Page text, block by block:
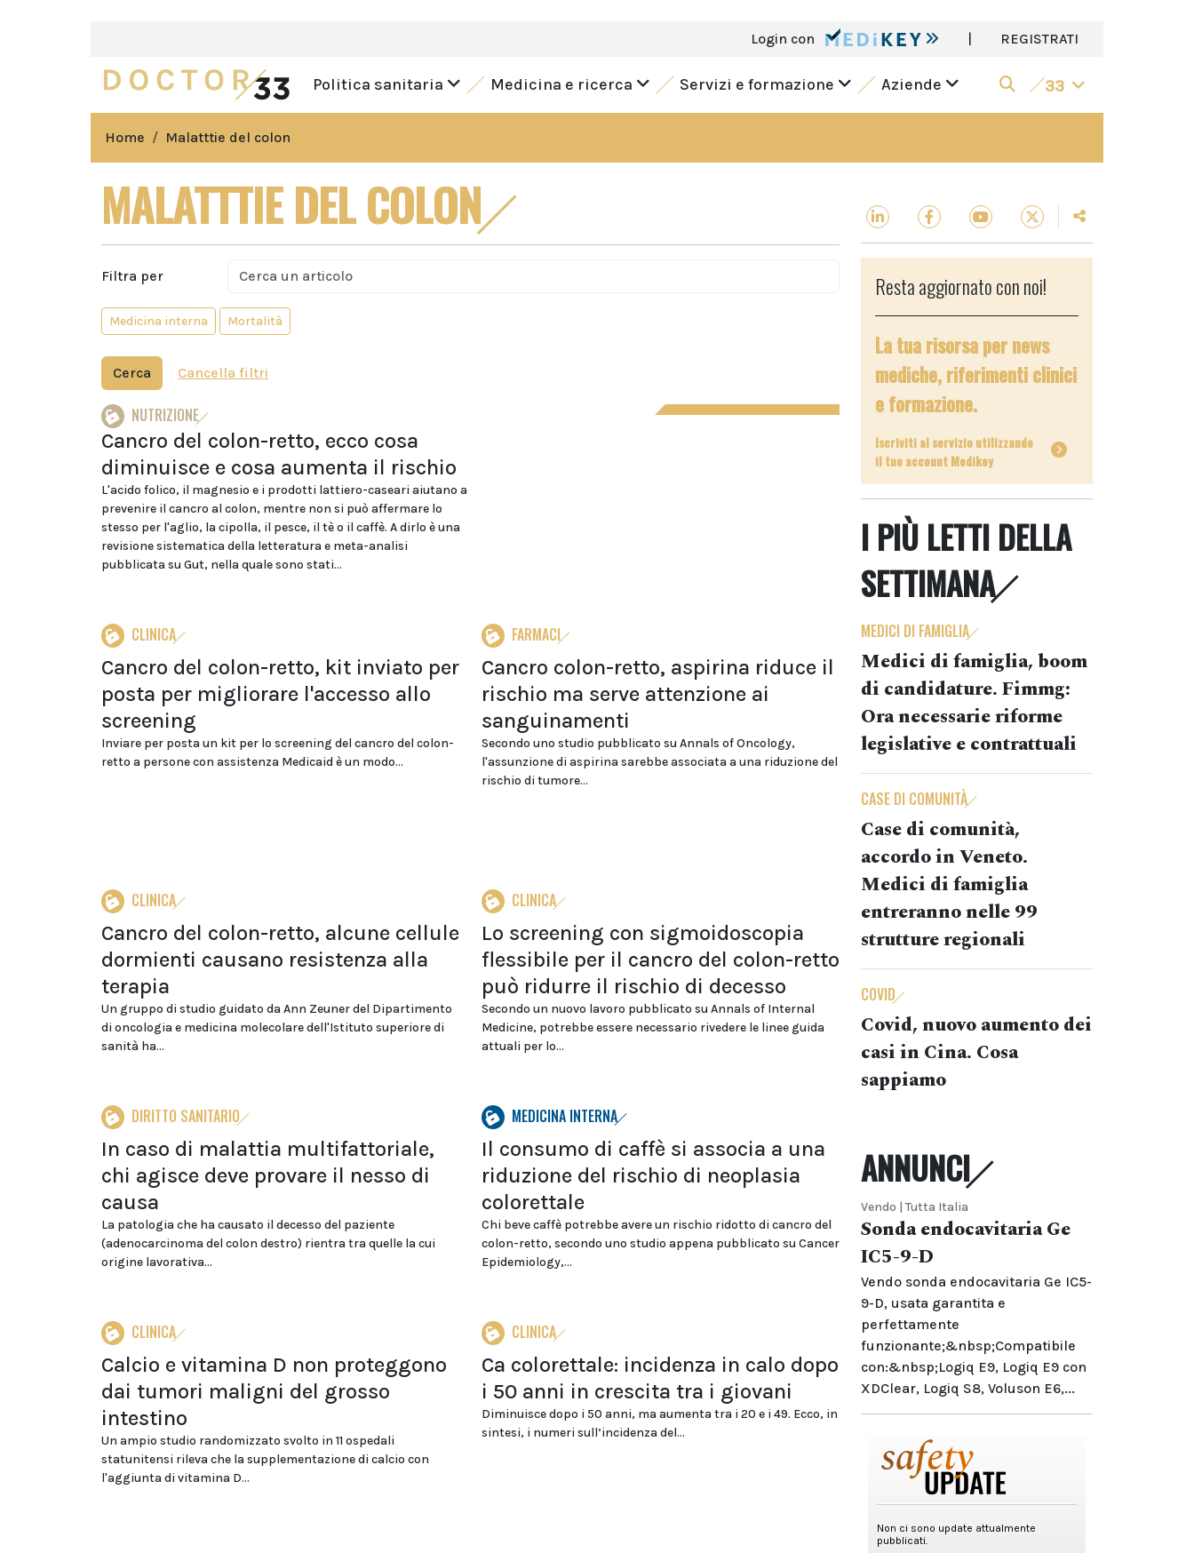
Login con | REGISTRATI
Politica sanitaria Medicina e ricerca Servizi e formazione Aziende 33
Home Malatttie del colon
MALATTTIE DEL COLON
Filtra per
Medicina interna Mortalità
Cerca Cancella filtri
NUTRIZIONE
Cancro del colon-retto, ecco cosa
diminuisce e cosa aumenta il rischio
L'acido folico, il magnesio e i prodotti lattiero-caseari aiutano a
prevenire il cancro al colon, mentre non si può affermare lo
stesso per l'aglio, la cipolla, il pesce, il tè o il caffè. A dirlo è una
revisione sistematica della letteratura e meta-analisi
pubblicata su Gut, nella quale sono stati...
CLINICA
Cancro del colon-retto, kit inviato per
posta per migliorare l'accesso allo
screening
Inviare per posta un kit per lo screening del cancro del colon-
retto a persone con assistenza Medicaid è un modo...
FARMACI
Cancro colon-retto, aspirina riduce il
rischio ma serve attenzione ai
sanguinamenti
Secondo uno studio pubblicato su Annals of Oncology,
l'assunzione di aspirina sarebbe associata a una riduzione del
rischio di tumore...
CLINICA
Cancro del colon-retto, alcune cellule
dormienti causano resistenza alla
terapia
Un gruppo di studio guidato da Ann Zeuner del Dipartimento
di oncologia e medicina molecolare dell'Istituto superiore di
sanità ha...
CLINICA
Lo screening con sigmoidoscopia
flessibile per il cancro del colon-retto
può ridurre il rischio di decesso
Secondo un nuovo lavoro pubblicato su Annals of Internal
Medicine, potrebbe essere necessario rivedere le linee guida
attuali per lo...
DIRITTO SANITARIO
In caso di malattia multifattoriale,
chi agisce deve provare il nesso di
causa
La patologia che ha causato il decesso del paziente
(adenocarcinoma del colon destro) rientra tra quelle la cui
origine lavorativa...
MEDICINA INTERNA
Il consumo di caffè si associa a una
riduzione del rischio di neoplasia
colorettale
Chi beve caffè potrebbe avere un rischio ridotto di cancro del
colon-retto, secondo uno studio appena pubblicato su Cancer
Epidemiology,...
CLINICA
Calcio e vitamina D non proteggono
dai tumori maligni del grosso
intestino
Un ampio studio randomizzato svolto in 11 ospedali
statunitensi rileva che la supplementazione di calcio con
l'aggiunta di vitamina D...
CLINICA
Ca colorettale: incidenza in calo dopo
i 50 anni in crescita tra i giovani
Diminuisce dopo i 50 anni, ma aumenta tra i 20 e i 49. Ecco, in
sintesi, i numeri sull’incidenza del...
Resta aggiornato con noi!
La tua risorsa per news
mediche, riferimenti clinici
e formazione.
Iscriviti al servizio utilizzando
il tuo account Medikey
I PIÙ LETTI DELLA
SETTIMANA
MEDICI DI FAMIGLIA
Medici di famiglia, boom
di candidature. Fimmg:
Ora necessarie riforme
legislative e contrattuali
CASE DI COMUNITÀ
Case di comunità,
accordo in Veneto.
Medici di famiglia
entreranno nelle 99
strutture regionali
COVID
Covid, nuovo aumento dei
casi in Cina. Cosa
sappiamo
ANNUNCI
Vendo | Tutta Italia
Sonda endocavitaria Ge
IC5-9-D
Vendo sonda endocavitaria Ge IC5-
9-D, usata garantita e
perfettamente
funzionante;&nbsp;Compatibile
con:&nbsp;Logiq E9, Logiq E9 con
XDClear, Logiq S8, Voluson E6,...